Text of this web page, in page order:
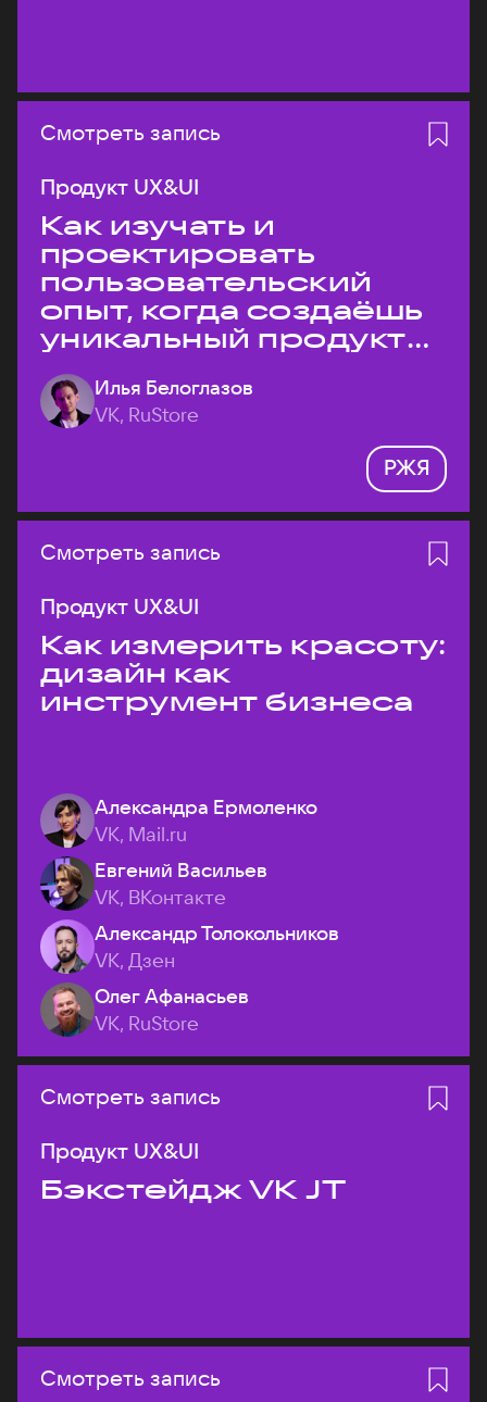
Смотреть запись
Продукт UX&UI
Как изучать и
проектировать
пользовательский
опыт, когда создаёшь
уникальный продукт
на рынке?
Илья Белоглазов
VK, RuStore
РЖЯ
Смотреть запись
Продукт UX&UI
Как измерить красоту:
дизайн как
инструмент бизнеса
Александра Ермоленко
VK, Mail.ru
Евгений Васильев
VK, ВКонтакте
Александр Толокольников
VK, Дзен
Олег Афанасьев
VK, RuStore
Смотреть запись
Продукт UX&UI
Бэкстейдж VK JT
Смотреть запись